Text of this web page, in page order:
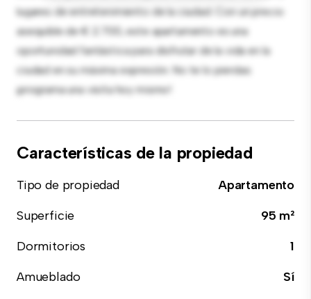
lugares de entretenimiento de la ciudad. Con un precio
asequible de € 2.700, este apartamento es una
oportunidad fantástica para disfrutar de la vida en la
ciudad en su máxima expresión. No te lo pierdas:
¡programa una visita hoy mismo!
Características de la propiedad
Tipo de propiedad
Apartamento
Superficie
95 m²
Dormitorios
1
Amueblado
Sí